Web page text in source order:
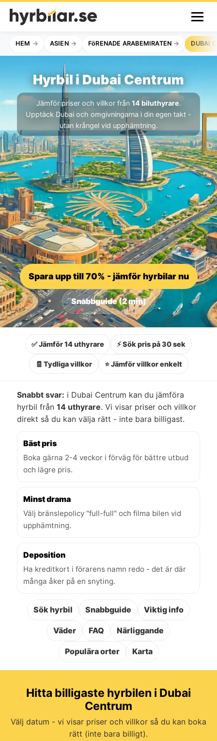
HEM ASIEN FöRENADE ARABEMIRATEN DUBAI
Hyrbil i Dubai Centrum
Jämför priser och villkor från 14 biluthyrare.
Upptäck Dubai och omgivningarna i din egen takt -
utan krångel vid upphämtning.
Spara upp till 70% - jämför hyrbilar nu
Snabbguide (2 min)
✅ Jämför 14 uthyrare ⚡ Sök pris på 30 sek
🧾 Tydliga villkor ⭐ Jämför villkor enkelt
Snabbt svar: i Dubai Centrum kan du jämföra
hyrbil från 14 uthyrare. Vi visar priser och villkor
direkt så du kan välja rätt - inte bara billigast.
Bäst pris
Boka gärna 2-4 veckor i förväg för bättre utbud
och lägre pris.
Minst drama
Välj bränslepolicy "full-full" och filma bilen vid
upphämtning.
Deposition
Ha kreditkort i förarens namn redo - det är där
många åker på en snyting.
Sök hyrbil Snabbguide Viktig info
Väder FAQ Närliggande
Populära orter Karta
Hitta billigaste hyrbilen i Dubai
Centrum
Välj datum - vi visar priser och villkor så du kan boka
rätt (inte bara billigt).